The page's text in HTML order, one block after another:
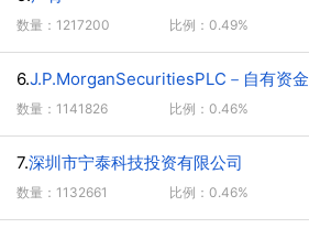
数量：1217200 比例：0.49%
6.J.P.MorganSecuritiesPLC－自有资金
数量：1141826 比例：0.46%
7.深圳市宁泰科技投资有限公司
数量：1132661 比例：0.46%